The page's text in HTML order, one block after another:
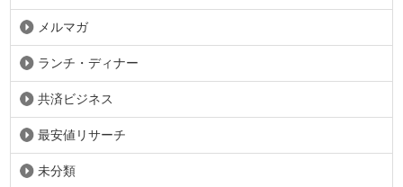
メルマガ
ランチ・ディナー
共済ビジネス
最安値リサーチ
未分類